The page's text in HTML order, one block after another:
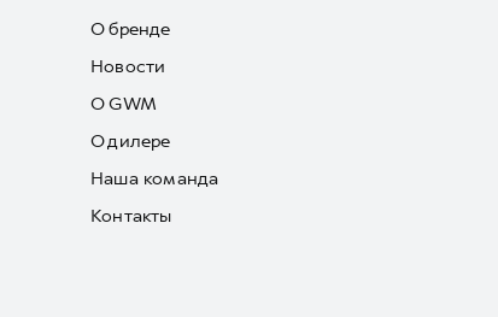
О бренде
Новости
О GWM
О дилере
Наша команда
Контакты